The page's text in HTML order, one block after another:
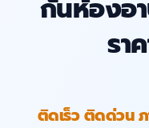
กั้นห้องอ
รา
ติดเร็ว ติดด่วน ภ